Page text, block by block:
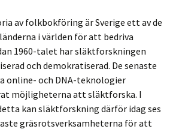
av folkbokföring är Sverige ett av de
i världen för att bedriva
1960-talet har släktforskningen
och demokratiserad. De senaste
online- och DNA-teknologier
möjligheterna att släktforska. I
kan släktforskning därför idag ses
gräsrotsverksamheterna för att